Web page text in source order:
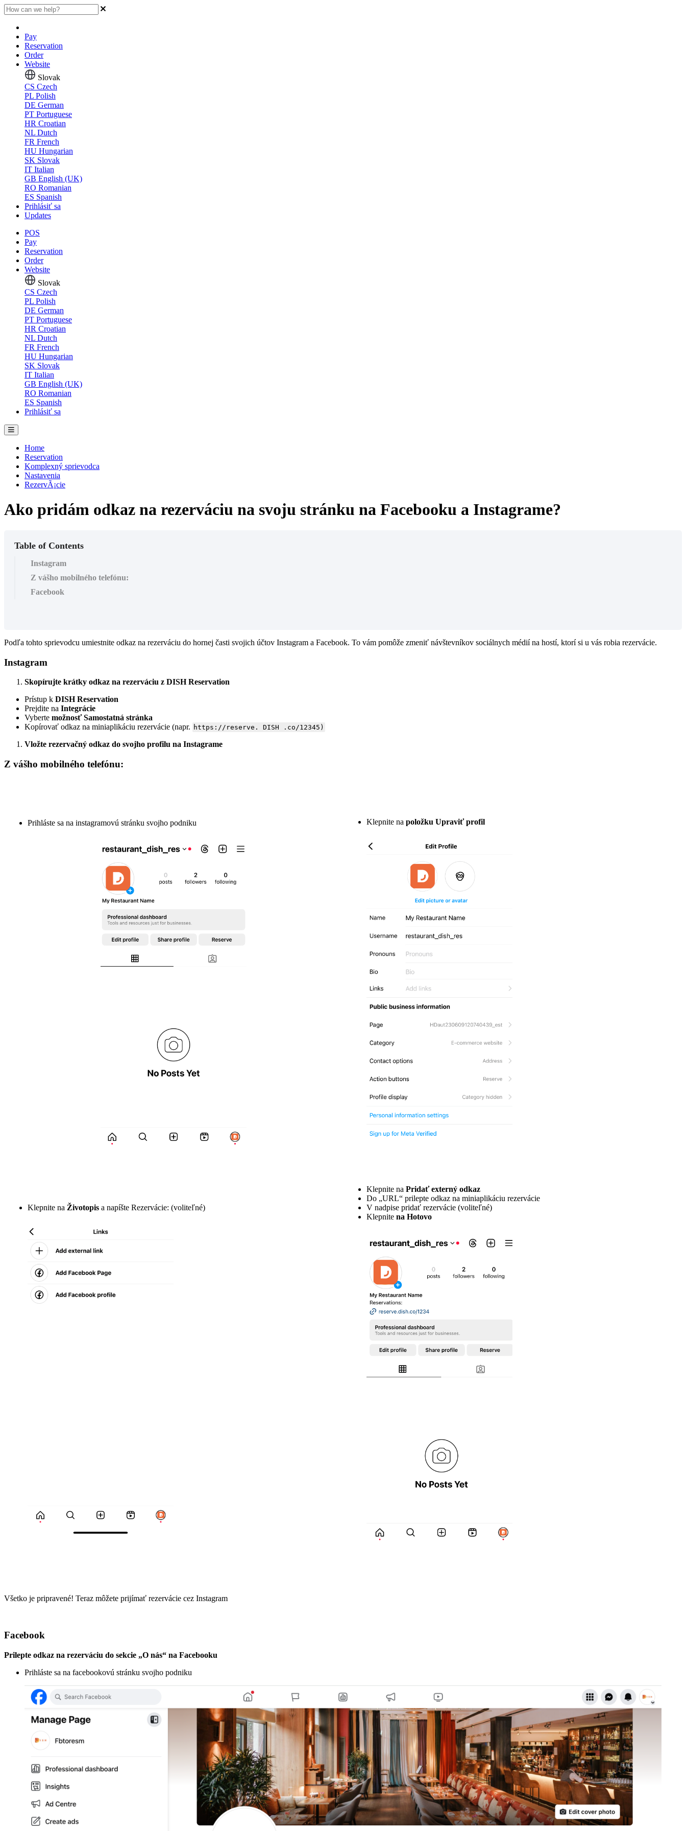
Pay
Reservation
Order
Website
Slovak
CS Czech
PL Polish
DE German
PT Portuguese
HR Croatian
NL Dutch
FR French
HU Hungarian
SK Slovak
IT Italian
GB English (UK)
RO Romanian
ES Spanish
Prihlásiť sa
Updates
POS
Pay
Reservation
Order
Website
Slovak
CS Czech
PL Polish
DE German
PT Portuguese
HR Croatian
NL Dutch
FR French
HU Hungarian
SK Slovak
IT Italian
GB English (UK)
RO Romanian
ES Spanish
Prihlásiť sa
Home
Reservation
Komplexný sprievodca
Nastavenia
RezervÃ¡cie
Ako pridám odkaz na rezerváciu na svoju stránku na Facebooku a Instagrame?
Table of Contents
Instagram
Z vášho mobilného telefónu:
Facebook
Podľa tohto sprievodcu umiestnite odkaz na rezerváciu do hornej časti svojich účtov Instagram a Facebook. To vám pomôže zmeniť návštevníkov sociálnych médií na hostí, ktorí si u vás robia rezervácie.
Instagram
Skopírujte krátky odkaz na rezerváciu z DISH Reservation
Prístup k DISH Reservation
Prejdite na Integrácie
Vyberte možnosť Samostatná stránka
Kopírovať odkaz na miniaplikáciu rezervácie (napr. https://reserve. DISH .co/12345)
Vložte rezervačný odkaz do svojho profilu na Instagrame
Z vášho mobilného telefónu:
Prihláste sa na instagramovú stránku svojho podniku Klepnite napoložku Upraviť profil
Klepnite na Životopis a napíšte Rezervácie: (voliteľné)
Klepnite naPridať externý odkaz
Do „URL“ prilepte odkaz na miniaplikáciu rezervácie
V nadpise pridať rezervácie (voliteľné)
Klepnitena Hotovo
Všetko je pripravené! Teraz môžete prijímať rezervácie cez Instagram
Facebook
Prilepte odkaz na rezerváciu do sekcie „O nás“ na Facebooku
Prihláste sa na facebookovú stránku svojho podniku